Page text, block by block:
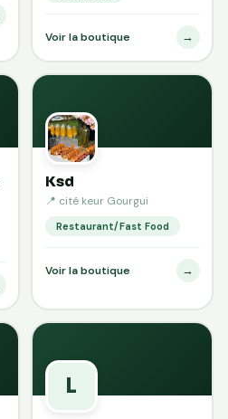
Voir la boutique →
Ksd
📍 cité keur Gourgui
Restaurant/Fast Food
Voir la boutique →
L